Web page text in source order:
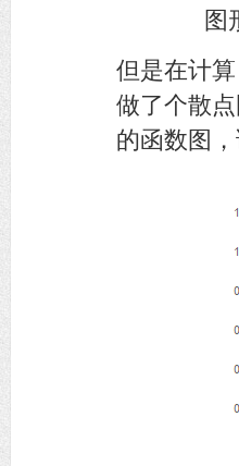
图
但是在计
做了个散
的函数图